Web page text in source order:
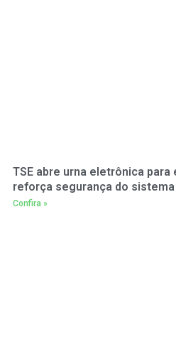
TSE abre urna eletrônica para
reforça segurança do
Confira »